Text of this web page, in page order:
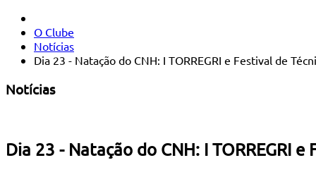
O Clube
Notícias
Dia 23 - Natação do CNH: I TORREGRI e Festival de
Notícias
Dia 23 - Natação do CNH: I TORREGRI